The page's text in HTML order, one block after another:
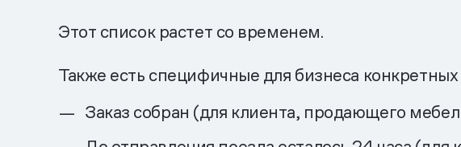
Этот список растет со временем.
Также есть специфичные для бизнеса конкретных
Заказ собран (для клиента, продающего